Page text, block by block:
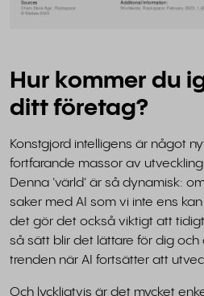
Hur kommer du
ditt företag?
Konstgjord intelligens är något
fortfarande massor av
Denna 'värld' är så dynamisk:
saker med AI som vi inte ens
det gör det också viktigt att
så sätt blir det lättare för dig
trenden när AI fortsätter att
Och lyckligtvis är det mycket